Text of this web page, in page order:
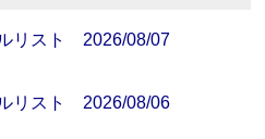
リスト 2026/08/07
リスト 2026/08/06